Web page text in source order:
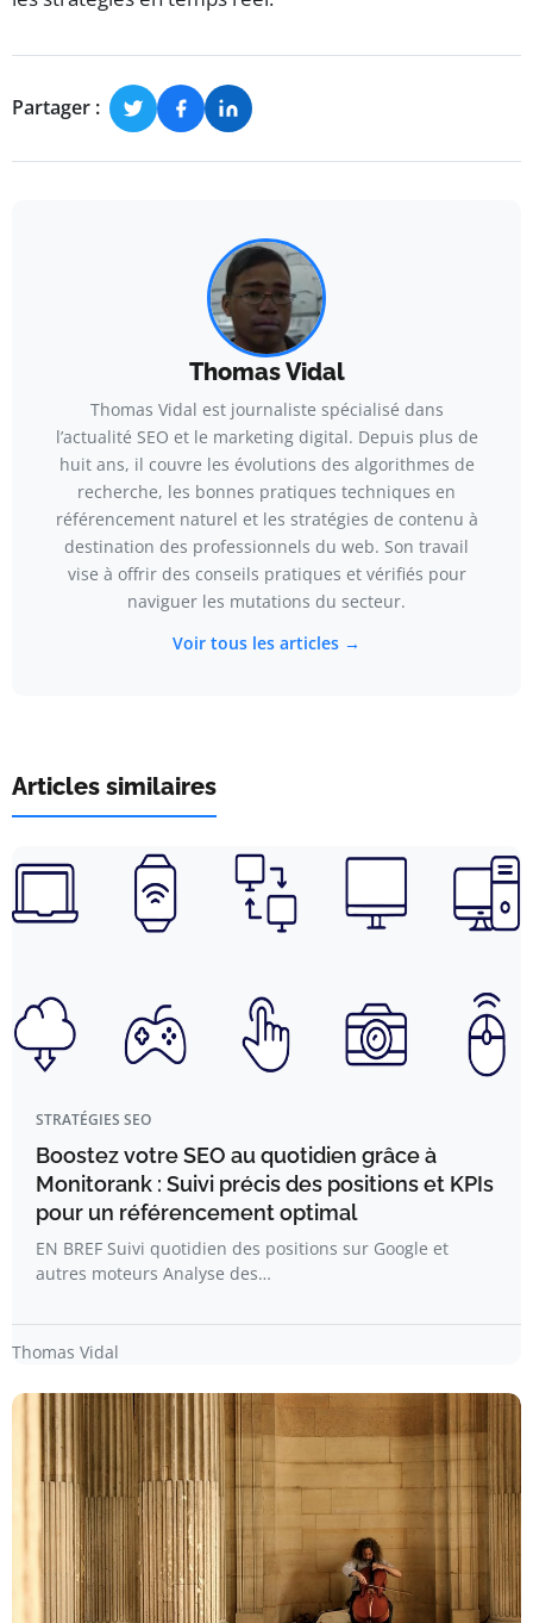
Partager :
Thomas Vidal
Thomas Vidal est journaliste spécialisé dans
l’actualité SEO et le marketing digital. Depuis plus de
huit ans, il couvre les évolutions des algorithmes de
recherche, les bonnes pratiques techniques en
référencement naturel et les stratégies de contenu à
destination des professionnels du web. Son travail
vise à offrir des conseils pratiques et vérifiés pour
naviguer les mutations du secteur.
Voir tous les articles →
Articles similaires
STRATÉGIES SEO
Boostez votre SEO au quotidien grâce à
Monitorank : Suivi précis des positions et KPIs
pour un référencement optimal
EN BREF Suivi quotidien des positions sur Google et
autres moteurs Analyse des…
Thomas Vidal